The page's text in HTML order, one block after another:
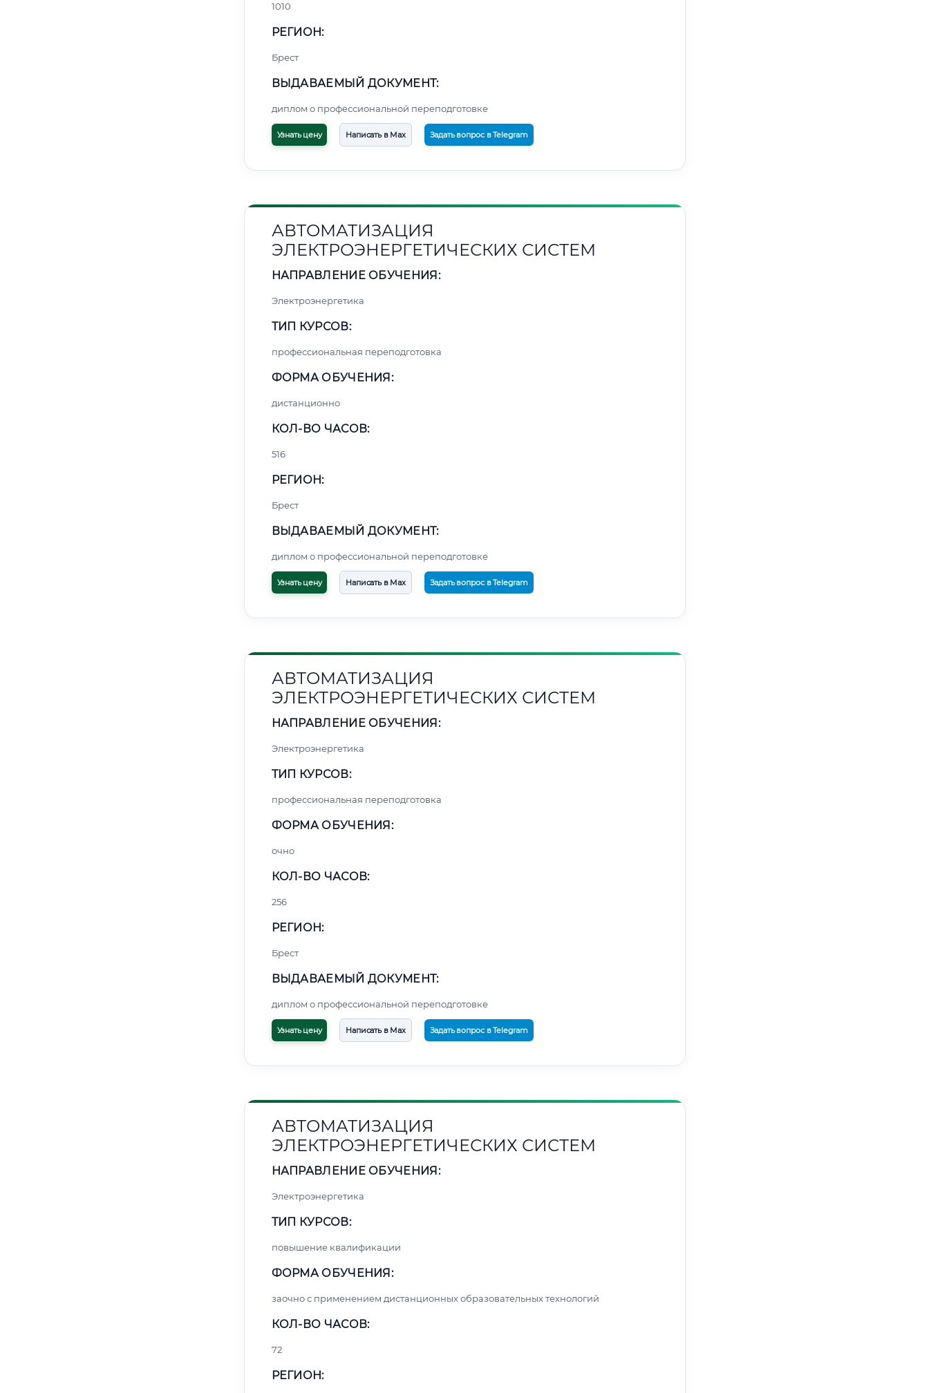
1010
РЕГИОН:
Брест
ВЫДАВАЕМЫЙ ДОКУМЕНТ:
диплом о профессиональной переподготовке
Узнать цену Написать в Max Задать вопрос в Telegram
АВТОМАТИЗАЦИЯ
ЭЛЕКТРОЭНЕРГЕТИЧЕСКИХ СИСТЕМ
НАПРАВЛЕНИЕ ОБУЧЕНИЯ:
Электроэнергетика
ТИП КУРСОВ:
профессиональная переподготовка
ФОРМА ОБУЧЕНИЯ:
дистанционно
КОЛ-ВО ЧАСОВ:
516
РЕГИОН:
Брест
ВЫДАВАЕМЫЙ ДОКУМЕНТ:
диплом о профессиональной переподготовке
Узнать цену Написать в Max Задать вопрос в Telegram
АВТОМАТИЗАЦИЯ
ЭЛЕКТРОЭНЕРГЕТИЧЕСКИХ СИСТЕМ
НАПРАВЛЕНИЕ ОБУЧЕНИЯ:
Электроэнергетика
ТИП КУРСОВ:
профессиональная переподготовка
ФОРМА ОБУЧЕНИЯ:
очно
КОЛ-ВО ЧАСОВ:
256
РЕГИОН:
Брест
ВЫДАВАЕМЫЙ ДОКУМЕНТ:
диплом о профессиональной переподготовке
Узнать цену Написать в Max Задать вопрос в Telegram
АВТОМАТИЗАЦИЯ
ЭЛЕКТРОЭНЕРГЕТИЧЕСКИХ СИСТЕМ
НАПРАВЛЕНИЕ ОБУЧЕНИЯ:
Электроэнергетика
ТИП КУРСОВ:
повышение квалификации
ФОРМА ОБУЧЕНИЯ:
заочно с применением дистанционных образовательных технологий
КОЛ-ВО ЧАСОВ:
72
РЕГИОН: